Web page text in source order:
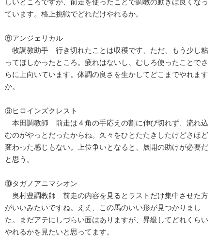
しいところですが、前走を使ったことで調教の動きは良くなっ
ています。格上挑戦でどれだけやれるか。
⑧アンジェリカル
牧調教助手 行き切れたことは収穫です、ただ、もう少し粘
ってほしかったところ。疲れはないし、むしろ使ったことでさ
らに上向いています。体調の良さを生かしてどこまでやれます
か。
⑨ヒロインズクレスト
本田調教師 前走は４角の手応えの割に伸び切れず、流れ込
むのがやっとだったからね。久々をひとたたきしたけどさほど
変わった感じもない。上位争いとなると、展開の助けが必要だ
と思う。
⑩タガノアニマシオン
奥村豊調教師 前走の内容を見るとラストだけ集中させた方
がいいみたいですね。ええ、この馬のいい形が見つかりまし
た。まだアテにしづらい面はありますが、昇級してどれくらい
やれるかを見たいと思ってます。